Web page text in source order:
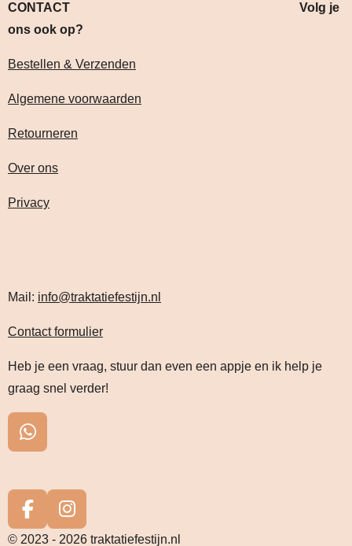
CONTACT Volg je
ons ook op?
Bestellen & Verzenden
Algemene voorwaarden
Retourneren
Over ons
Privacy
Mail: info@traktatiefestijn.nl
Contact formulier
Heb je een vraag, stuur dan even een appje en ik help je
graag snel verder!
W
t
s
A
F
a
I
n
© 2023 - 2026 traktatiefestijn.nl